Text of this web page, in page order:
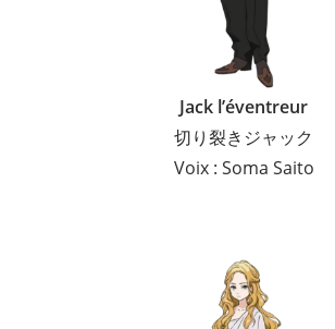
Jack l’éventreur
切り裂きジャック
Voix : Soma Saito